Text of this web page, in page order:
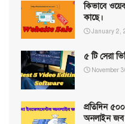
কিভাবে
কাছে।
January 2,
৫ টি সেরা
November
প্রতিদিন
অনলাইন